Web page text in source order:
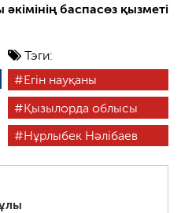
Тэги:
Егін науқаны
Қызылорда облысы
Нұрлыбек Нәлібаев
баспасөз қызметі